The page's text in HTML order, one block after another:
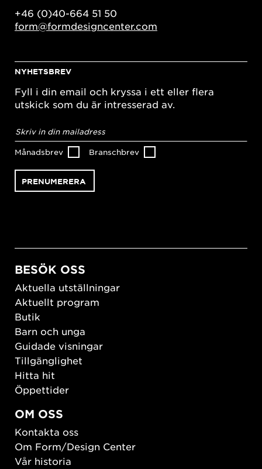
+46 (0)40-664 51 50
form@formdesigncenter.com
NYHETSBREV
Fyll i din email och kryssa i ett eller flera
utskick som du är intresserad av.
postadress*
Månadsbrev Branschbrev
BESÖK OSS
Aktuella utställningar
Aktuellt program
Butik
Barn och unga
Guidade visningar
Tillgänglighet
Hitta hit
Öppettider
OM OSS
Kontakta oss
Om Form/Design Center
Vår historia